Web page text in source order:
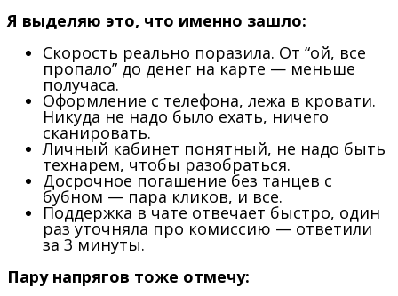
Я выделяю это, что именно зашло:
Скорость реально поразила. От “ой, все
пропало” до денег на карте — меньше
получаса.
Оформление с телефона, лежа в кровати.
Никуда не надо было ехать, ничего
сканировать.
Личный кабинет понятный, не надо быть
технарем, чтобы разобраться.
Досрочное погашение без танцев с
бубном — пара кликов, и все.
Поддержка в чате отвечает быстро, один
раз уточняла про комиссию — ответили
за 3 минуты.
Пару напрягов тоже отмечу: